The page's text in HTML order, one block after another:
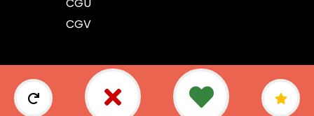
CGV
© 2026 DEUX PAR GRÂCE